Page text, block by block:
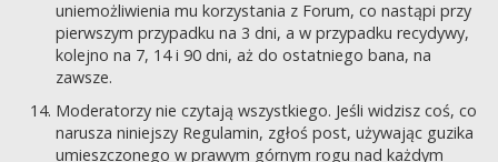
uniemożliwienia mu korzystania z Forum, co nastąpi przy
pierwszym przypadku na 3 dni, a w przypadku recydywy,
kolejno na 7, 14 i 90 dni, aż do ostatniego bana, na
zawsze.
Moderatorzy nie czytają wszystkiego. Jeśli widzisz coś, co
narusza niniejszy Regulamin, zgłoś post, używając guzika
umieszczonego w prawym górnym rogu nad każdym